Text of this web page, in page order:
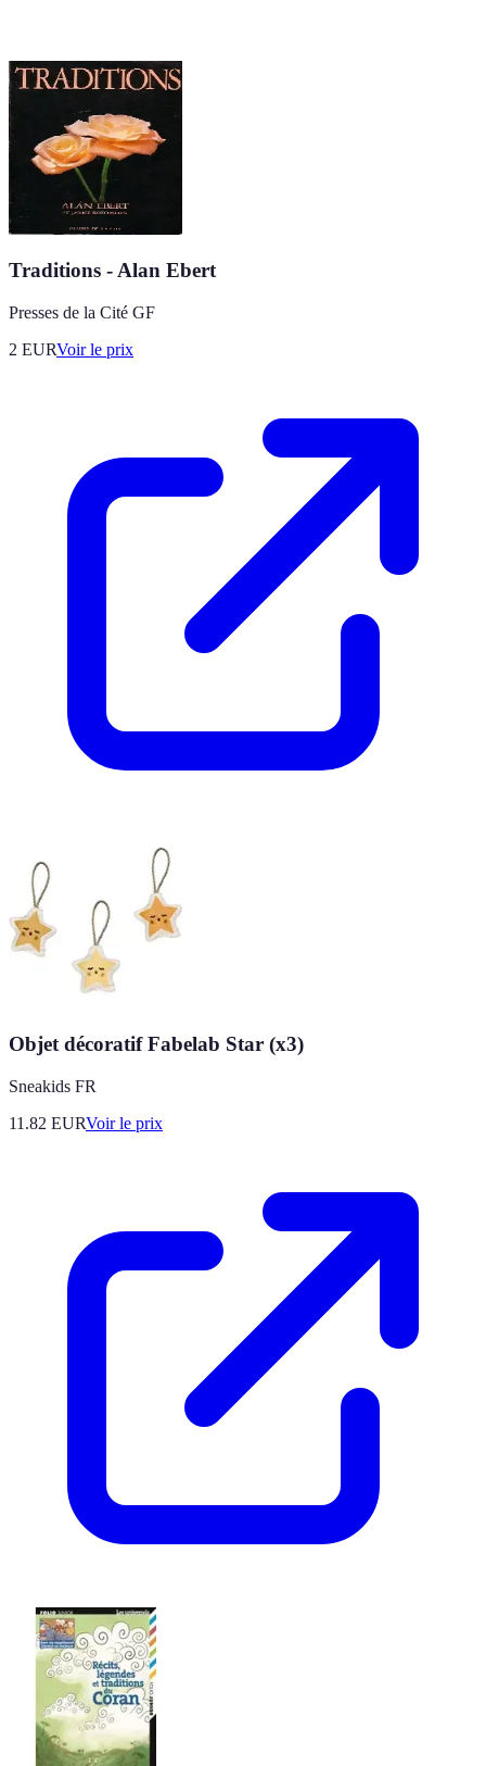
Traditions - Alan Ebert
Presses de la Cité GF
2 EURVoir le prix
Objet décoratif Fabelab Star (x3)
Sneakids FR
11.82 EURVoir le prix